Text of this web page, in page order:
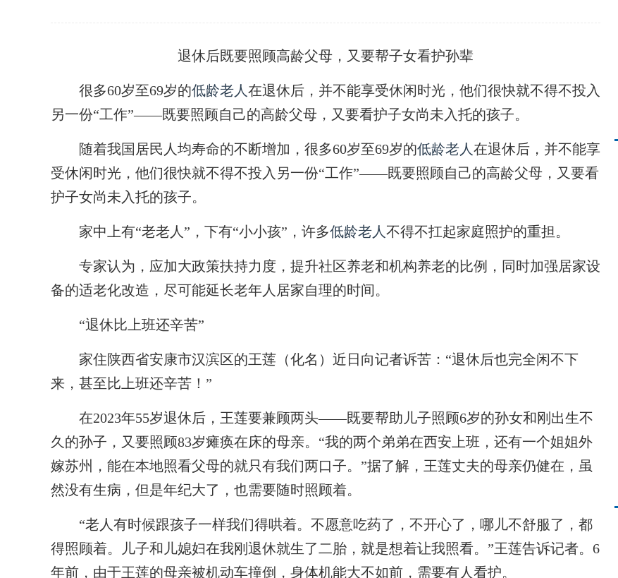
退休后既要照顾高龄父母，又要帮子女看护孙辈
很多60岁至69岁的低龄老人在退休后，并不能享受休闲时光，他们很快就不得不投入
另一份“工作”——既要照顾自己的高龄父母，又要看护子女尚未入托的孩子。
随着我国居民人均寿命的不断增加，很多60岁至69岁的低龄老人在退休后，并不能享
受休闲时光，他们很快就不得不投入另一份“工作”——既要照顾自己的高龄父母，又要看
护子女尚未入托的孩子。
家中上有“老老人”，下有“小小孩”，许多低龄老人不得不扛起家庭照护的重担。
专家认为，应加大政策扶持力度，提升社区养老和机构养老的比例，同时加强居家设
备的适老化改造，尽可能延长老年人居家自理的时间。
“退休比上班还辛苦”
家住陕西省安康市汉滨区的王莲（化名）近日向记者诉苦：“退休后也完全闲不下
来，甚至比上班还辛苦！”
在2023年55岁退休后，王莲要兼顾两头——既要帮助儿子照顾6岁的孙女和刚出生不
久的孙子，又要照顾83岁瘫痪在床的母亲。“我的两个弟弟在西安上班，还有一个姐姐外
嫁苏州，能在本地照看父母的就只有我们两口子。”据了解，王莲丈夫的母亲仍健在，虽
然没有生病，但是年纪大了，也需要随时照顾着。
“老人有时候跟孩子一样我们得哄着。不愿意吃药了，不开心了，哪儿不舒服了，都
得照顾着。儿子和儿媳妇在我刚退休就生了二胎，就是想着让我照看。”王莲告诉记者。6
年前，由于王莲的母亲被机动车撞倒，身体机能大不如前，需要有人看护。